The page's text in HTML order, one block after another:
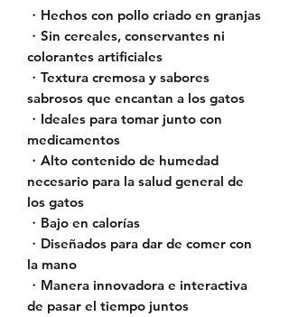
・Hechos con pollo criado en granjas
・Sin cereales, conservantes ni
colorantes artificiales
・Textura cremosa y sabores
sabrosos que encantan a los gatos
・Ideales para tomar junto con
medicamentos
・Alto contenido de humedad
necesario para la salud general de
los gatos
・Bajo en calorías
・Diseñados para dar de comer con
la mano
・Manera innovadora e interactiva
de pasar el tiempo juntos